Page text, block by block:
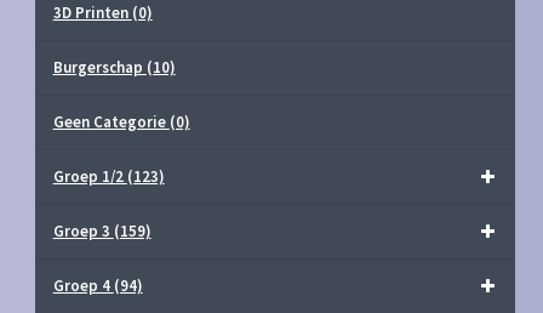
3D Printen (0)
Burgerschap (10)
Geen Categorie (0)
Groep 1/2 (123)
Groep 3 (159)
Groep 4 (94)